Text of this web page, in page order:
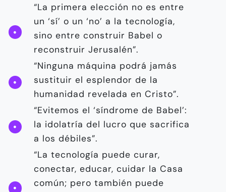
“La primera elección no es entre
un ‘sí’ o un ‘no’ a la tecnología,
sino entre construir Babel o
reconstruir Jerusalén”.
“Ninguna máquina podrá jamás
sustituir el esplendor de la
humanidad revelada en Cristo”.
“Evitemos el ‘síndrome de Babel’:
la idolatría del lucro que sacrifica
a los débiles”.
“La tecnología puede curar,
conectar, educar, cuidar la Casa
común; pero también puede